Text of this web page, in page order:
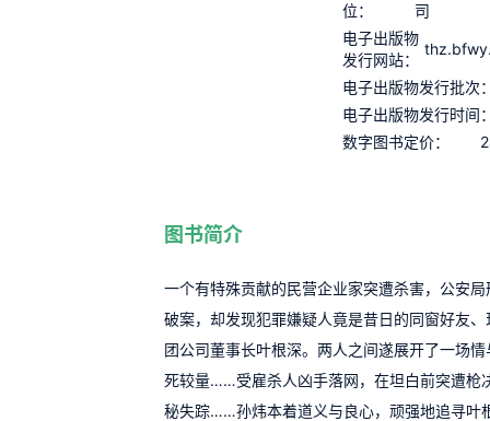
位：
司
电子出版物
发行网站：
电子出版物发行批次
电子出版物发行时间
数字图书定价：
图书简介
一个有特殊贡献的民营企业家突遭杀害，公安
破案，却发现犯罪嫌疑人竟是昔日的同窗好友
团公司董事长叶根深。两人之间遂展开了一场
死较量……受雇杀人凶手落网，在坦白前突遭枪
秘失踪……孙炜本着道义与良心，顽强地追寻叶